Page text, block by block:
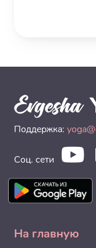
Поддержка:
Соц. сети
На главную